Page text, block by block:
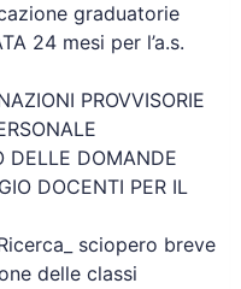
graduatorie
24 mesi per l’a.s.
PROVVISORIE
DELLE DOMANDE
DOCENTI PER IL
sciopero breve
delle classi